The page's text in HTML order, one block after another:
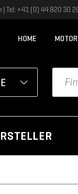
Tel: +41 (0) 44 820 30
HOME